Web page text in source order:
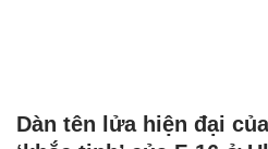
Dàn tên lửa hiện đại